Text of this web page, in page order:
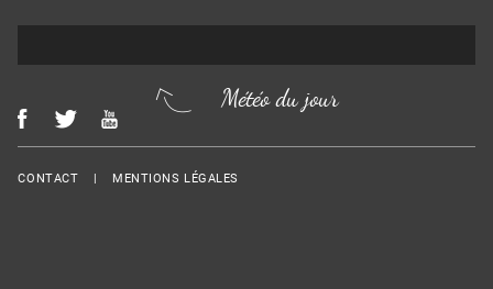
Météo du jour
Menu Footer
CONTACT MENTIONS LÉGALES